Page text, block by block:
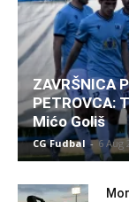
ZAVRŠNICA
PETROVCA:
Mićo Goliš
CG Fudbal - 6 Aug